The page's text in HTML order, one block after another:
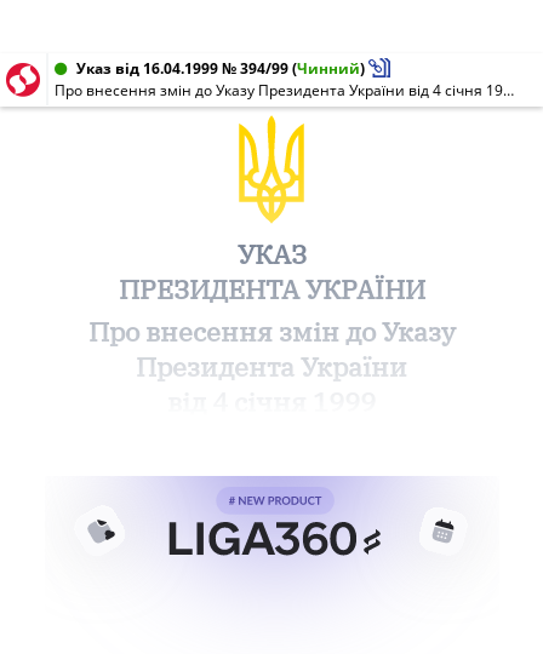
Указ від 16.04.1999 № 394/99(Чинний)
Про внесення змін до Указу Президента України від 4 січня 1999 року N 2
УКАЗ
ПРЕЗИДЕНТА УКРАЇНИ
Про внесення змін до Указу
Президента України